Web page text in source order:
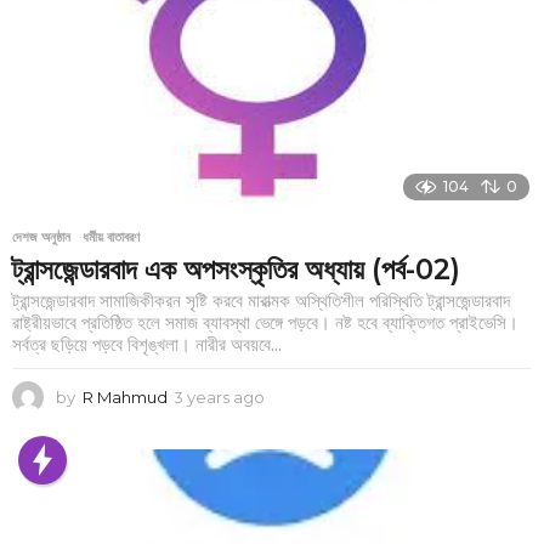
104 0
দেশজ অনুষ্ঠান ,ধর্মীয় বাতাবরণ
ট্রান্সজেন্ডারবাদ এক অপসংস্কৃতির অধ্যায় (পর্ব-02)
ট্রান্সজেন্ডারবাদ সামাজিকীকরন সৃষ্টি করবে মারাত্মক অস্থিতিশীল পরিস্থিতি ট্রান্সজেন্ডারবাদ
রাষ্ট্রীয়ভাবে প্রতিষ্ঠিত হলে সমাজ ব্যাবস্থা ভেঙ্গে পড়বে। নষ্ট হবে ব্যাক্তিগত প্রাইভেসি।
সর্বত্র ছড়িয়ে পড়বে বিশৃঙ্খলা। নারীর অবয়বে...
by R Mahmud 3 years ago